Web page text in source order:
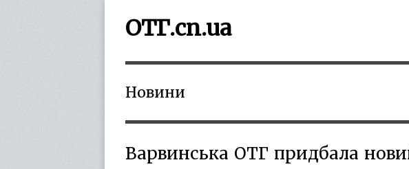
ОТГ.cn.ua
Новини
Варвинська ОТГ придбала